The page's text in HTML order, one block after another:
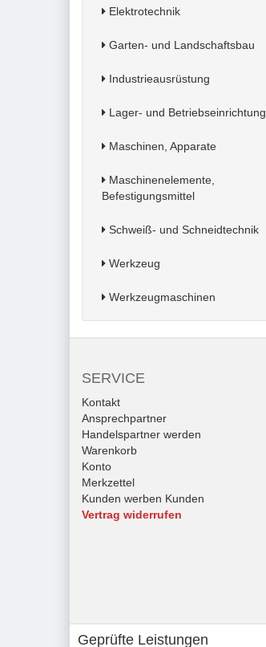
Elektrotechnik
Garten- und Landschaftsbau
Industrieausrüstung
Lager- und Betriebseinrichtung
Maschinen, Apparate
Maschinenelemente,
Befestigungsmittel
Schweiß- und Schneidtechnik
Werkzeug
Werkzeugmaschinen
SERVICE
Kontakt
Ansprechpartner
Handelspartner werden
Warenkorb
Konto
Merkzettel
Kunden werben Kunden
Vertrag widerrufen
Geprüfte Leistungen